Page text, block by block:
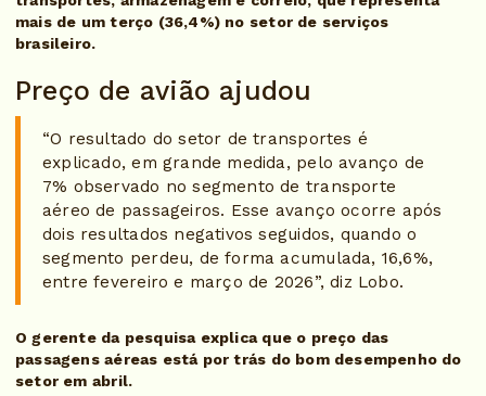
mais de um terço (36,4%) no setor de serviços
brasileiro.
Preço de avião ajudou
“O resultado do setor de transportes é
explicado, em grande medida, pelo avanço de
7% observado no segmento de transporte
aéreo de passageiros. Esse avanço ocorre após
dois resultados negativos seguidos, quando o
segmento perdeu, de forma acumulada, 16,6%,
entre fevereiro e março de 2026”, diz Lobo.
O gerente da pesquisa explica que o preço das
passagens aéreas está por trás do bom desempenho do
setor em abril.